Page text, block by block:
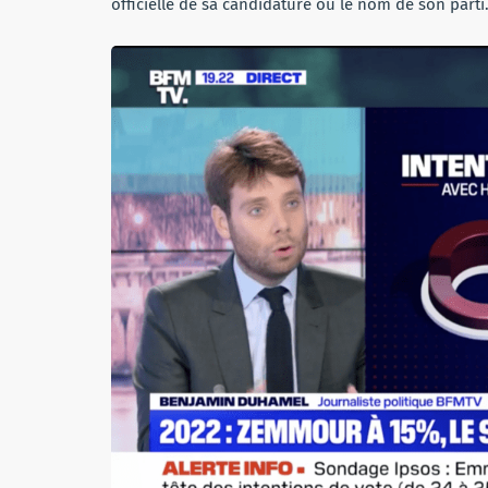
officielle de sa candidature ou le nom de son parti.